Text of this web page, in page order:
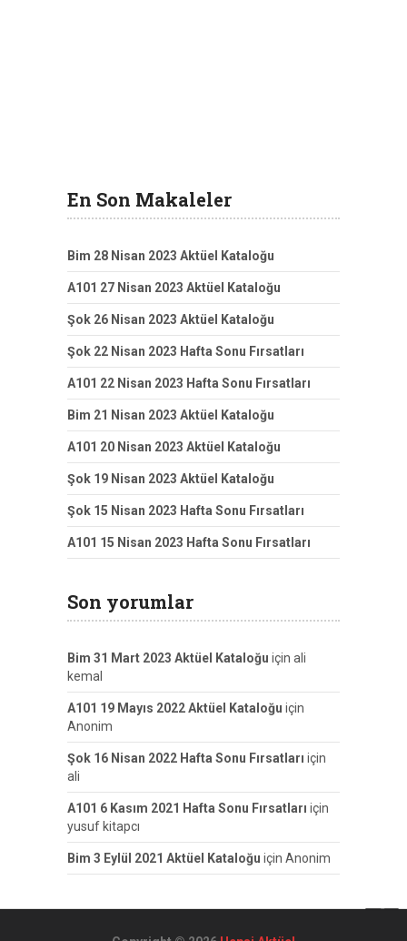
En Son Makaleler
Bim 28 Nisan 2023 Aktüel Kataloğu
A101 27 Nisan 2023 Aktüel Kataloğu
Şok 26 Nisan 2023 Aktüel Kataloğu
Şok 22 Nisan 2023 Hafta Sonu Fırsatları
A101 22 Nisan 2023 Hafta Sonu Fırsatları
Bim 21 Nisan 2023 Aktüel Kataloğu
A101 20 Nisan 2023 Aktüel Kataloğu
Şok 19 Nisan 2023 Aktüel Kataloğu
Şok 15 Nisan 2023 Hafta Sonu Fırsatları
A101 15 Nisan 2023 Hafta Sonu Fırsatları
Son yorumlar
Bim 31 Mart 2023 Aktüel Kataloğu için ali
kemal
A101 19 Mayıs 2022 Aktüel Kataloğu için
Anonim
Şok 16 Nisan 2022 Hafta Sonu Fırsatları için
ali
A101 6 Kasım 2021 Hafta Sonu Fırsatları için
yusuf kitapcı
Bim 3 Eylül 2021 Aktüel Kataloğu için Anonim